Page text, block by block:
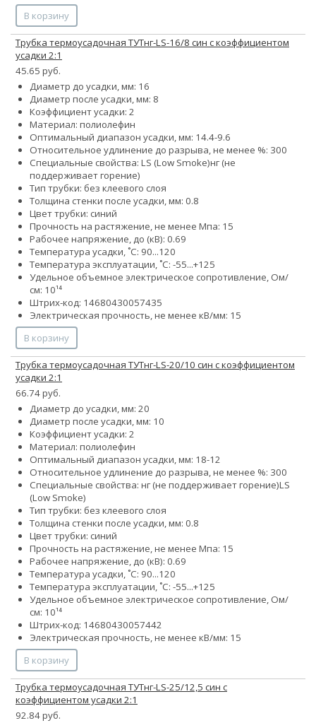
В корзину
Трубка термоусадочная ТУТнг-LS-16/8 син с коэффициентом
усадки 2:1
45.65 руб.
Диаметр до усадки, мм: 16
Диаметр после усадки, мм: 8
Коэффициент усадки: 2
Материал: полиолефин
Оптимальный диапазон усадки, мм: 14.4-9.6
Относительное удлинение до разрыва, не менее %: 300
Специальные свойства: LS (Low Smoke)нг (не
поддерживает горение)
Тип трубки: без клеевого слоя
Толщина стенки после усадки, мм: 0.8
Цвет трубки: синий
Прочность на растяжение, не менее Мпа: 15
Рабочее напряжение, до (кВ): 0.69
Температура усадки, ˚С: 90...120
Температура эксплуатации, ˚С: -55...+125
Удельное объемное электрическое сопротивление, Ом/
см: 10¹⁴
Штрих-код: 14680430057435
Электрическая прочность, не менее кВ/мм: 15
В корзину
Трубка термоусадочная ТУТнг-LS-20/10 син с коэффициентом
усадки 2:1
66.74 руб.
Диаметр до усадки, мм: 20
Диаметр после усадки, мм: 10
Коэффициент усадки: 2
Материал: полиолефин
Оптимальный диапазон усадки, мм: 18-12
Относительное удлинение до разрыва, не менее %: 300
Специальные свойства: нг (не поддерживает горение)LS
(Low Smoke)
Тип трубки: без клеевого слоя
Толщина стенки после усадки, мм: 0.8
Цвет трубки: синий
Прочность на растяжение, не менее Мпа: 15
Рабочее напряжение, до (кВ): 0.69
Температура усадки, ˚С: 90...120
Температура эксплуатации, ˚С: -55...+125
Удельное объемное электрическое сопротивление, Ом/
см: 10¹⁴
Штрих-код: 14680430057442
Электрическая прочность, не менее кВ/мм: 15
В корзину
Трубка термоусадочная ТУТнг-LS-25/12,5 син с
коэффициентом усадки 2:1
92.84 руб.